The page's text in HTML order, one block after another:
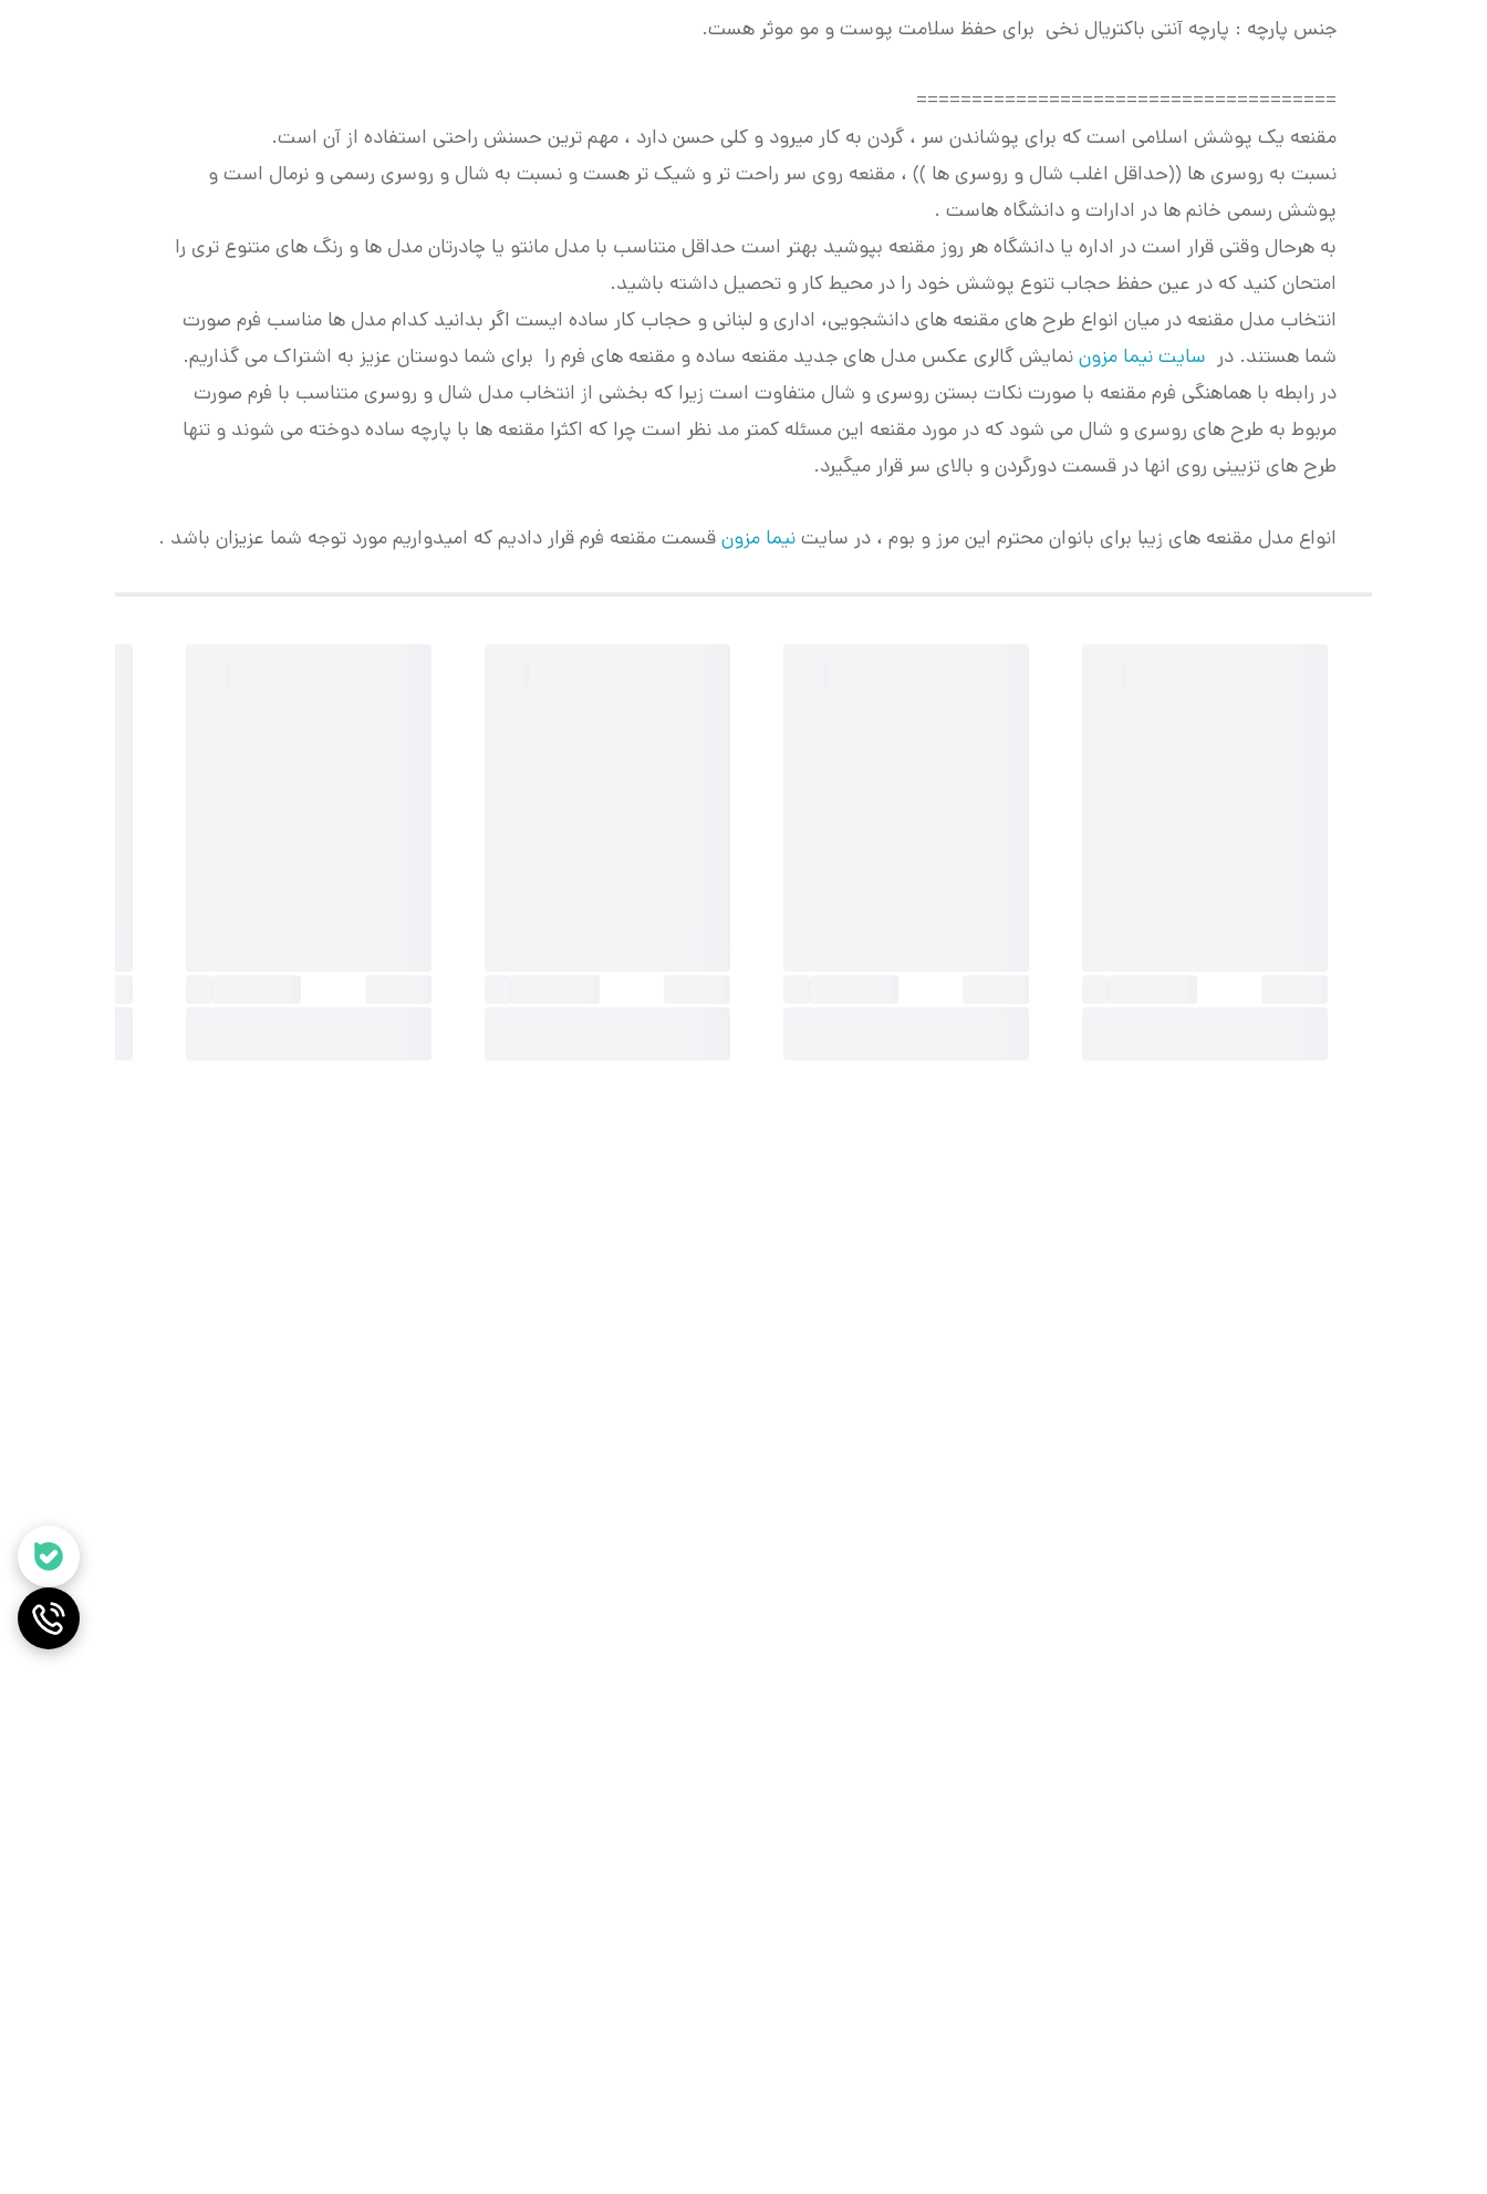
جنس پارچه : پارچه آنتی باکتریال نخی برای حفظ سلامت پوست و مو موثر هست.
======================================
مقنعه یک پوشش اسلامی است که برای پوشاندن سر ، گردن به کار میرود و کلی حسن دارد ، مهم ترین حسنش راحتی استفاده از آن است.
نسبت به روسری ها ((حداقل اغلب شال و روسری ها )) ، مقنعه روی سر راحت تر و شیک تر هست و نسبت به شال و روسری رسمی و نرمال است و
پوشش رسمی خانم ها در ادارات و دانشگاه هاست .
به هرحال وقتی قرار است در اداره یا دانشگاه هر روز مقنعه بپوشید بهتر است حداقل متناسب با مدل مانتو یا چادرتان مدل ها و رنگ های متنوع تری را
امتحان کنید که در عین حفظ حجاب تنوع پوشش خود را در محیط کار و تحصیل داشته باشید.
انتخاب مدل مقنعه در میان انواع طرح های مقنعه های دانشجویی، اداری و لبنانی و حجاب کار ساده ایست اگر بدانید کدام مدل ها مناسب فرم صورت
شما هستند. در سایت نیما مزوننمایش گالری عکس مدل های جدید مقنعه ساده و مقنعه های فرم را برای شما دوستان عزیز به اشتراک می گذاریم.
در رابطه با هماهنگی فرم مقنعه با صورت نکات بستن روسری و شال متفاوت است زیرا که بخشی از انتخاب مدل شال و روسری متناسب با فرم صورت
مربوط به طرح های روسری و شال می شود که در مورد مقنعه این مسئله کمتر مد نظر است چرا که اکثرا مقنعه ها با پارچه ساده دوخته می شوند و تنها
طرح های تزیینی روی انها در قسمت دورگردن و بالای سر قرار میگیرد.
انواع مدل مقنعه های زیبا برای بانوان محترم این مرز و بوم ، در سایتنیما مزونقسمت مقنعه فرم قرار دادیم که امیدواریم مورد توجه شما عزیزان باشد .